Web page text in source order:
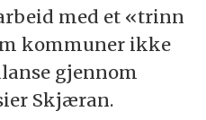
med et «trinn
kommuner ikke
gjennom
Skjæran.